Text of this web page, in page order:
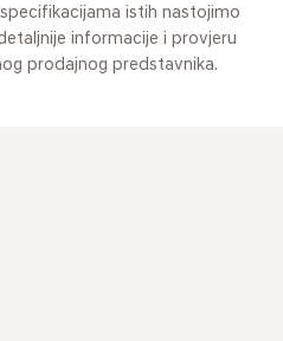
istih nastojimo
informacije i provjeru
prodajnog predstavnika.